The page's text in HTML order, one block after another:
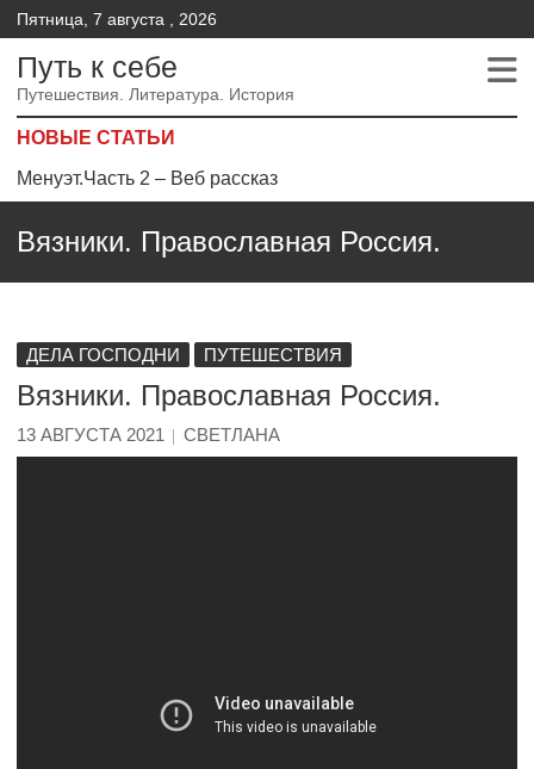
Пятница, 7 августа , 2026
Путь к себе
Путешествия. Литература. История
НОВЫЕ СТАТЬИ
Менуэт.Часть 2 – Веб рассказ
Менуэт. Часть 3. Веб рассказ
Вязники. Православная Россия.
ДЕЛА ГОСПОДНИ ПУТЕШЕСТВИЯ
Вязники. Православная Россия.
13 АВГУСТА 2021 СВЕТЛАНА